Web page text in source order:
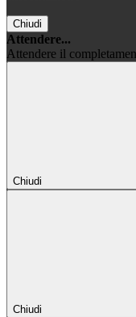
Chiudi
Attendere...
Attendere il
Chiudi
Chiudi